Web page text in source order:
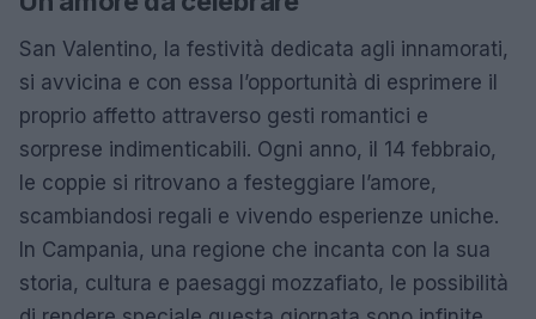
San Valentino, la festività dedicata agli innamorati,
si avvicina e con essa l’opportunità di esprimere il
proprio affetto attraverso gesti romantici e
sorprese indimenticabili. Ogni anno, il 14 febbraio,
le coppie si ritrovano a festeggiare l’amore,
scambiandosi regali e vivendo esperienze uniche.
In Campania, una regione che incanta con la sua
storia, cultura e paesaggi mozzafiato, le possibilità